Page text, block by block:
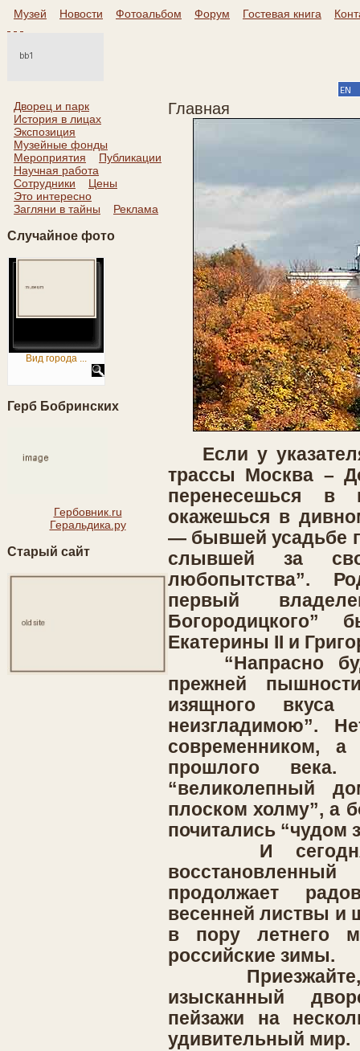
Музей Новости Фотоальбом Форум Гостевая книга
Дворец и парк
История в лицах
Экспозиция
Музейные фонды
Мероприятия
Публикации
Научная работа
Сотрудники
Цены
Это интересно
Загляни в тайны
Реклама
Случайное фото
Вид города ...
Герб Бобринских
Гербовник.ru
Геральдика.ру
Старый сайт
Главная
Если у
трассы Москва –
перенесешься в
окажешься в
— бывшей усадьбе
слывшей за
любопытства”.
первый
Екатерины II и
“Напрасно
прежней
изящного вкуса
неизгладимою”.
современником, а
прошлого
“великолепный
плоском холму”, а
почитались “чудом
И сегодня,
продолжает
весенней листвы и
в пору летнего
российские зимы.
Приезжайте, и
изысканный
пейзажи на
удивительный мир.